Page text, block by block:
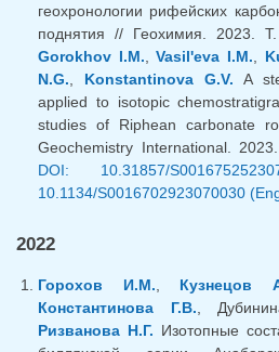
геохронологии рифейских
поднятия // Геохимия.
Gorokhov I.M. ,Vasil'eva I.M.
N.G.
Konstantinova G.V. A
applied to isotopic
studies of Riphean carbonate
Geochemistry International.
DOI: 10.31857/
10.1134/S0016702923070030
2022
Горохов И.М., Кузнецов
Константинова Г.В.,
Ризванова Н.Г. Изотопные